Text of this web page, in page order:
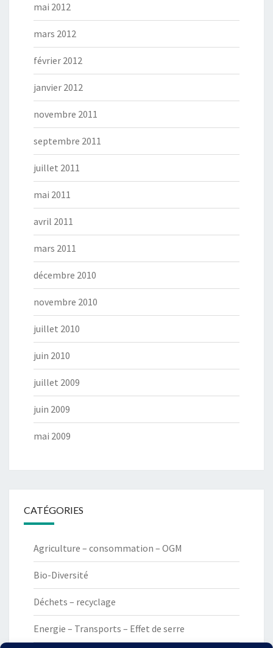
mai 2012
mars 2012
février 2012
janvier 2012
novembre 2011
septembre 2011
juillet 2011
mai 2011
avril 2011
mars 2011
décembre 2010
novembre 2010
juillet 2010
juin 2010
juillet 2009
juin 2009
mai 2009
CATÉGORIES
Agriculture – consommation – OGM
Bio-Diversité
Déchets – recyclage
Energie – Transports – Effet de serre